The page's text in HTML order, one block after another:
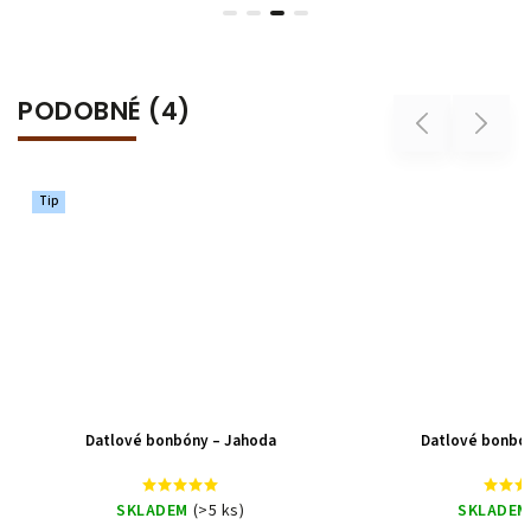
PODOBNÉ (4) Previous
Datlové bonbóny – Rakytník
SKLADEM (>5 ks)
Datlové
SKLADEM
Next